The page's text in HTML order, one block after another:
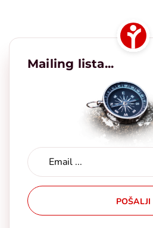
Mailing lista...
POŠALJI